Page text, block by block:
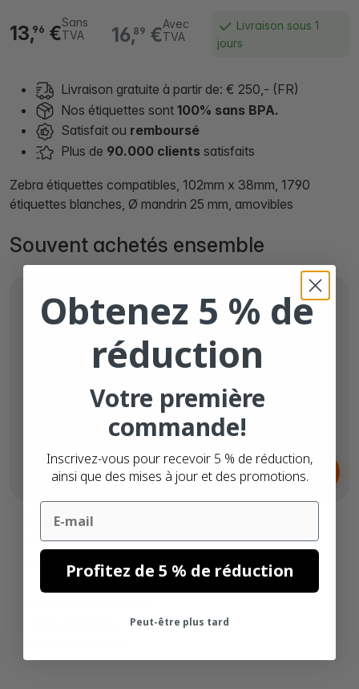
16,89 €Avec
TVA
13,96 €Sans
TVA
Livraison sous 1
jours
Livraison gratuite à partir de: € 250,- (FR)
Nos étiquettes sont 100% sans BPA.
Satisfait ou remboursé
Plus de 90.000 clients satisfaits
Zebra étiquettes compatibles, 102mm x 38mm, 1790
étiquettes blanches, Ø mandrin 25 mm, amovibles
Souvent achetés ensemble
Dès
50€
Zebra (880595-025DU) étiquettes
compatibles
38mm x 25mm
Obtenez 5 % de
réduction
Votre première
commande!
Inscrivez-vous pour recevoir 5 % de réduction,
ainsi que des mises à jour et des promotions.
Email
Profitez de 5 % de réduction
Peut-être plus tard